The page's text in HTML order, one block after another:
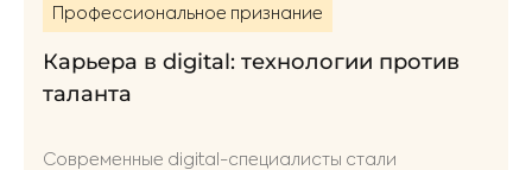
Профессиональное признание
Карьера в digital: технологии против
таланта
Современные digital-специалисты стали